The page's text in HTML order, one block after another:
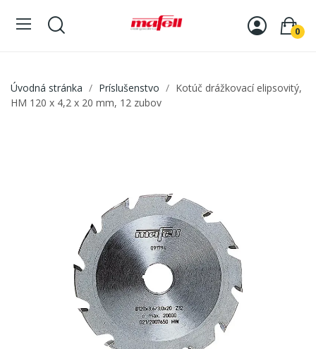
0
Úvodná stránka Príslušenstvo
Kotúč drážkovací elipsovitý,
HM 120 x 4,2 x 20 mm, 12 zubov